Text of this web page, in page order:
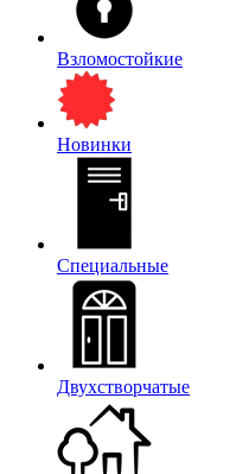
Взломостойкие
Новинки
Специальные
Двухстворчатые